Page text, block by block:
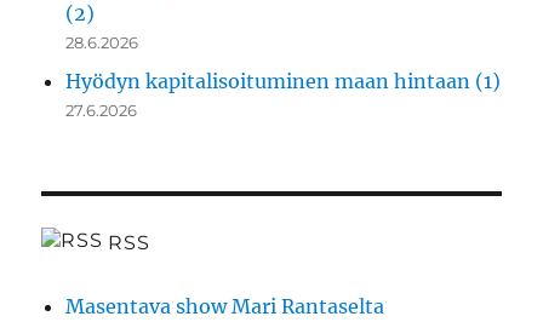
(2)
28.6.2026
Hyödyn kapitalisoituminen maan hintaan (1)
27.6.2026
RSS
Masentava show Mari Rantaselta